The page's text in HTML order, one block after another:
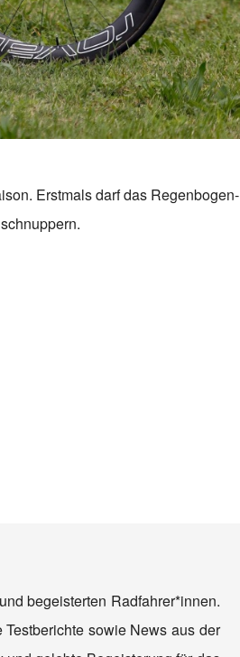
Erstmals darf das Regenbogen-
begeisterten Radfahrer*innen.
sowie News aus der